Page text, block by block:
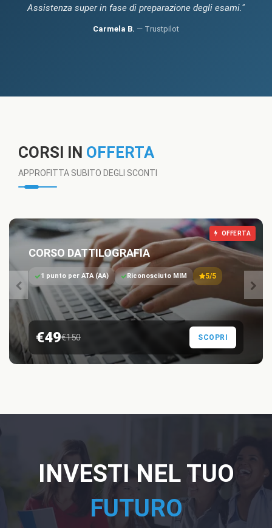
Assistenza super in fase di preparazione degli esami."
Carmela B. — Trustpilot
CORSI IN OFFERTA
APPROFITTA SUBITO DEGLI SCONTI
OFFERTA
CORSO DATTILOGRAFIA
1 punto per ATA (AA) Riconosciuto MIM 5/5
€49€150 SCOPRI
INVESTI NEL TUO
FUTURO